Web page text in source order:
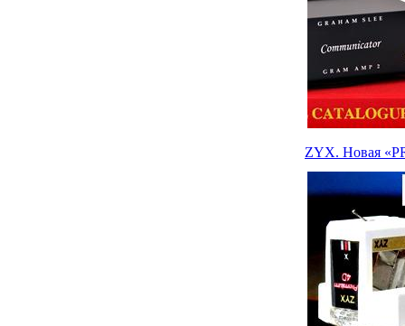
ZYX. Новая